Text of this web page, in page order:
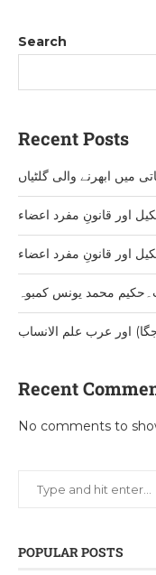
Search
Recent Posts
میں ابھرنے والی گلٹیاں
اور قانونِ مفرد اعضاء
اور قانونِ مفرد اعضاء
محمد یونس کمبوہ
اور عرب علم الانساب
Recent
No comments to
POPULAR POSTS